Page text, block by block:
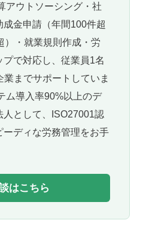
アウトソーシング・社
金申請（年間100件超
）・就業規則作成・労
で対応し、従業員1名
までサポートしていま
ム導入率90%以上のデ
人として、ISO27001認
ディな労務管理をお手
はこちら